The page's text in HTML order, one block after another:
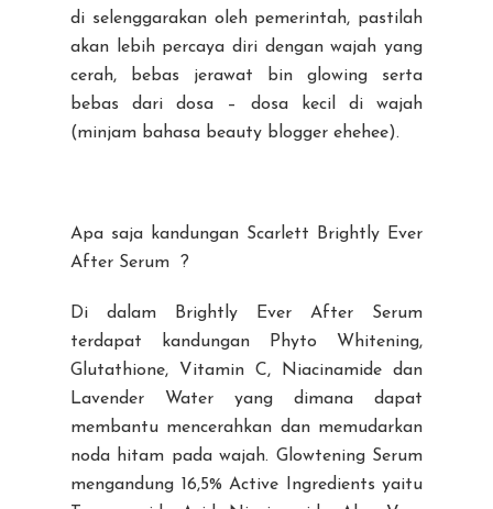
di selenggarakan oleh pemerintah, pastilah
akan lebih percaya diri dengan wajah yang
cerah, bebas jerawat bin glowing serta
bebas dari dosa – dosa kecil di wajah
(minjam bahasa beauty blogger ehehee).
Apa saja kandungan Scarlett Brightly Ever
After Serum ?
Di dalam Brightly Ever After Serum
terdapat kandungan Phyto Whitening,
Glutathione, Vitamin C, Niacinamide dan
Lavender Water yang dimana dapat
membantu mencerahkan dan memudarkan
noda hitam pada wajah. Glowtening Serum
mengandung 16,5% Active Ingredients yaitu